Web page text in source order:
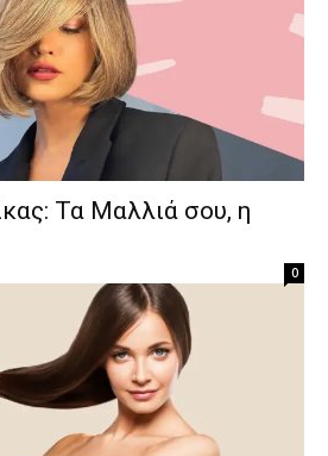
Τα Μαλλιά σου, η
0